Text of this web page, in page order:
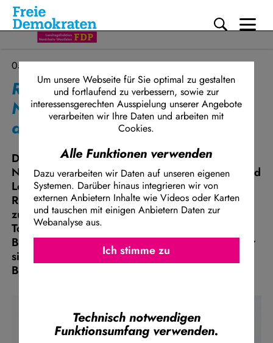
Direkt zum Inhalt
05.06.2026
Rasche (FDP) zur gesperrten
Nordbrücke: Wüst-Regierung
darf sich nicht wegducken
Die vollständige Sperrung der Bonner
Nordbrücke (A565) trifft Pendler, Handwerk und
Logistik mit voller Wucht – eine zentrale
Rheinquerung fällt bis auf Weiteres aus. Schon
zuvor galt dort ein Lkw-Fahrverbot über 7,5
Tonnen, nun ist die Brücke komplett dicht.
Besonders hart: Auch Fußgänger und Radfahrer
sind betroffen, sogar die Straße unterhalb der
Brücke ist gesperrt.
Um unsere Webseite für Sie optimal zu gestalten
und fortlaufend zu verbessern, sowie zur
interessensgerechten Ausspielung unserer Angebote
verarbeiten wir Ihre Daten und arbeiten mit
Cookies.
Technisch notwendigen
Funktionsumfang verwenden.
Alle Funktionen verwenden
Dazu verarbeiten wir Daten auf unseren eigenen
Systemen. Darüber hinaus integrieren wir von
externen Anbietern Inhalte wie Videos oder Karten
und tauschen mit einigen Anbietern Daten zur
Webanalyse aus.
Facebook Embed / Facebook Connect
Google Maps Embed
Ich stimme zu
Ich stimme